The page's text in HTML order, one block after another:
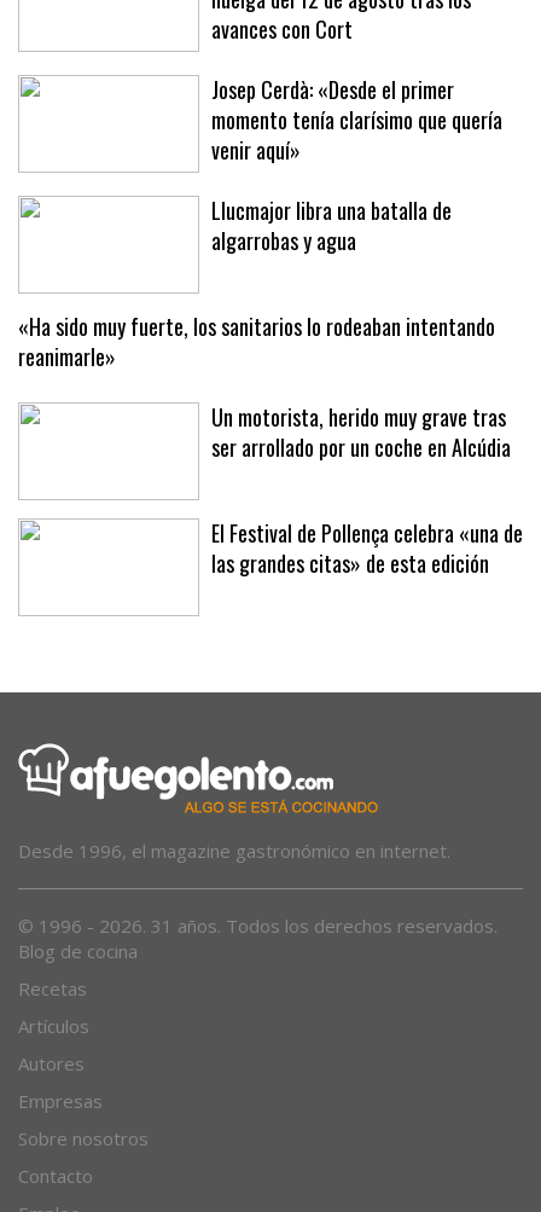
Los socorristas de Palma suspenden la
huelga del 12 de agosto tras los
avances con Cort
Josep Cerdà: «Desde el primer
momento tenía clarísimo que quería
venir aquí»
Llucmajor libra una batalla de
«Ha sido muy fuerte, los sanitarios lo rodeaban intentando
reanimarle»
Un motorista, herido muy grave tras
El Festival de Pollença celebra «una de
Blog de cocina
Recetas
Artículos
Autores
Empresas
Sobre nosotros